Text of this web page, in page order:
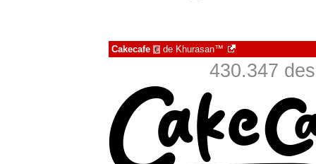
Cakecafe € de Khurasan™
430.347